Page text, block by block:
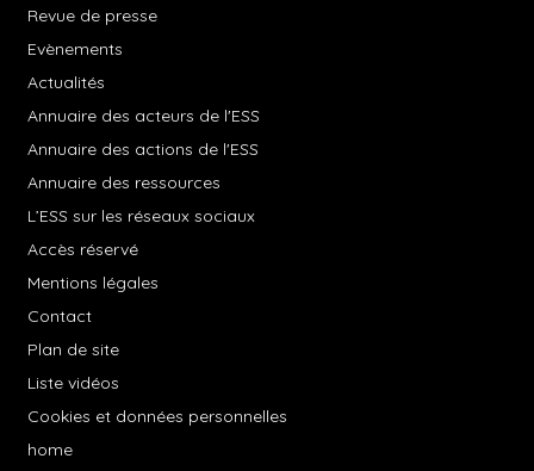
Revue de presse
Evènements
Actualités
Annuaire des acteurs de l'ESS
Annuaire des actions de l'ESS
Annuaire des ressources
L’ESS sur les réseaux sociaux
Accès réservé
Mentions légales
Contact
Plan de site
Liste vidéos
Cookies et données personnelles
home